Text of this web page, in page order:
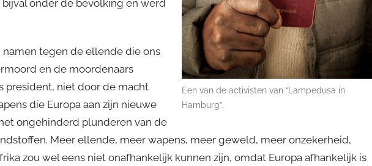
Een van de activisten van “Lampedusa in
Hamburg”.
onder de bevolking en werd
tegen de ellende die ons
en de moordenaars
president, niet door de macht
die Europa aan zijn nieuwe
ongehinderd plunderen van de
Meer ellende, meer wapens, meer geweld, meer onzekerheid,
zou wel eens niet onafhankelijk kunnen zijn, omdat Europa afhankelijk is